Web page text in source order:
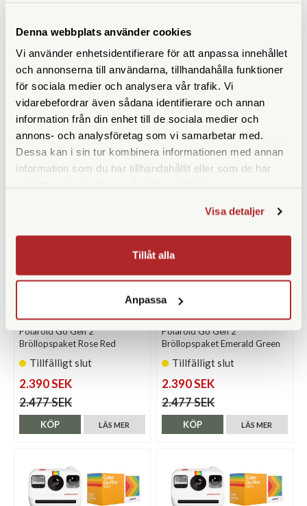
Denna webbplats använder cookies
Vi använder enhetsidentifierare för att anpassa innehållet
och annonserna till användarna, tillhandahålla funktioner
för sociala medier och analysera vår trafik. Vi
vidarebefordrar även sådana identifierare och annan
information från din enhet till de sociala medier och
annons- och analysföretag som vi samarbetar med.
Dessa kan i sin tur kombinera informationen med annan
information som du har tillhandahållit eller som de har
Visa detaljer
Tillåt alla
Anpassa
Fujifilm
Fujifilm Instax Wide 400
Finns i lager
1.750 SEK
LÄS MER
KÖP
Polaroid
Polaroid Go Gen 2
Bröllopspaket Smoke Blue
Tillfälligt slut
2.390 SEK
2.477 SEK
LÄS MER
KÖP
Polaroid Go Gen 2
Bröllopspaket Rose Red
Tillfälligt slut
2.390 SEK
2.477 SEK
LÄS MER
KÖP
Polaroid Go Gen 2
Bröllopspaket Emerald Green
Tillfälligt slut
2.390 SEK
2.477 SEK
LÄS MER
KÖP